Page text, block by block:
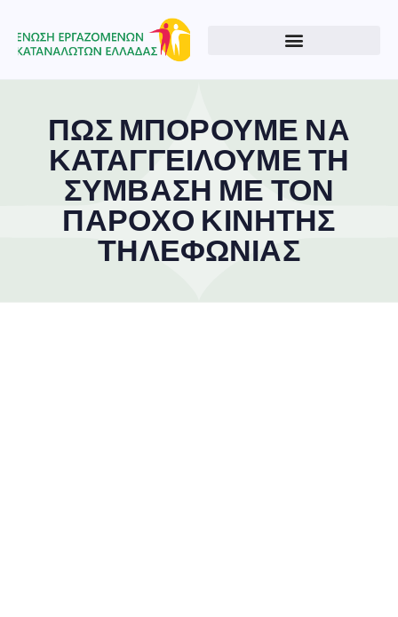
ΠΩΣ ΜΠΟΡΟΥΜΕ ΝΑ
ΚΑΤΑΓΓΕΙΛΟΥΜΕ ΤΗ
ΣΥΜΒΑΣΗ ΜΕ ΤΟΝ
ΠΑΡΟΧΟ ΚΙΝΗΤΗΣ
ΤΗΛΕΦΩΝΙΑΣ